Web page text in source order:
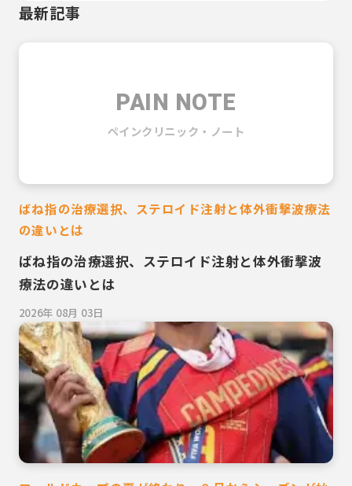
最新記事
ばね指の治療選択、ステロイド注射と体外衝撃波療法
の違いとは
ばね指の治療選択、ステロイド注射と体外衝撃波
療法の違いとは
2026年 08月 03日
PAIN NOTE
ペインクリニック・ノート